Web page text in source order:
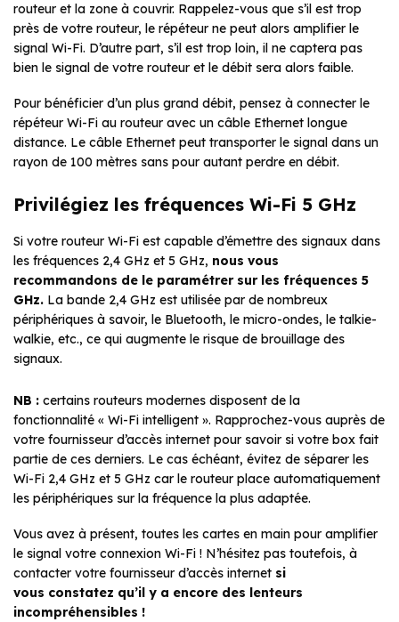
routeur et la zone à couvrir. Rappelez-vous que s’il est trop
près de votre routeur, le répéteur ne peut alors amplifier le
signal Wi-Fi. D’autre part, s’il est trop loin, il ne captera pas
bien le signal de votre routeur et le débit sera alors faible.
Pour bénéficier d’un plus grand débit, pensez à connecter le
répéteur Wi-Fi au routeur avec un câble Ethernet longue
distance. Le câble Ethernet peut transporter le signal dans un
rayon de 100 mètres sans pour autant perdre en débit.
Privilégiez les fréquences Wi-Fi 5 GHz
Si votre routeur Wi-Fi est capable d’émettre des signaux dans
les fréquences 2,4 GHz et 5 GHz, nous vous
recommandons de le paramétrer sur les fréquences 5
GHz. La bande 2,4 GHz est utilisée par de nombreux
périphériques à savoir, le Bluetooth, le micro-ondes, le talkie-
walkie, etc., ce qui augmente le risque de brouillage des
signaux.
NB : certains routeurs modernes disposent de la
fonctionnalité « Wi-Fi intelligent ». Rapprochez-vous auprès de
votre fournisseur d’accès internet pour savoir si votre box fait
partie de ces derniers. Le cas échéant, évitez de séparer les
Wi-Fi 2,4 GHz et 5 GHz car le routeur place automatiquement
les périphériques sur la fréquence la plus adaptée.
Vous avez à présent, toutes les cartes en main pour amplifier
le signal votre connexion Wi-Fi ! N’hésitez pas toutefois, à
contacter votre fournisseur d’accès internet si
vous constatez qu’il y a encore des lenteurs
incompréhensibles !